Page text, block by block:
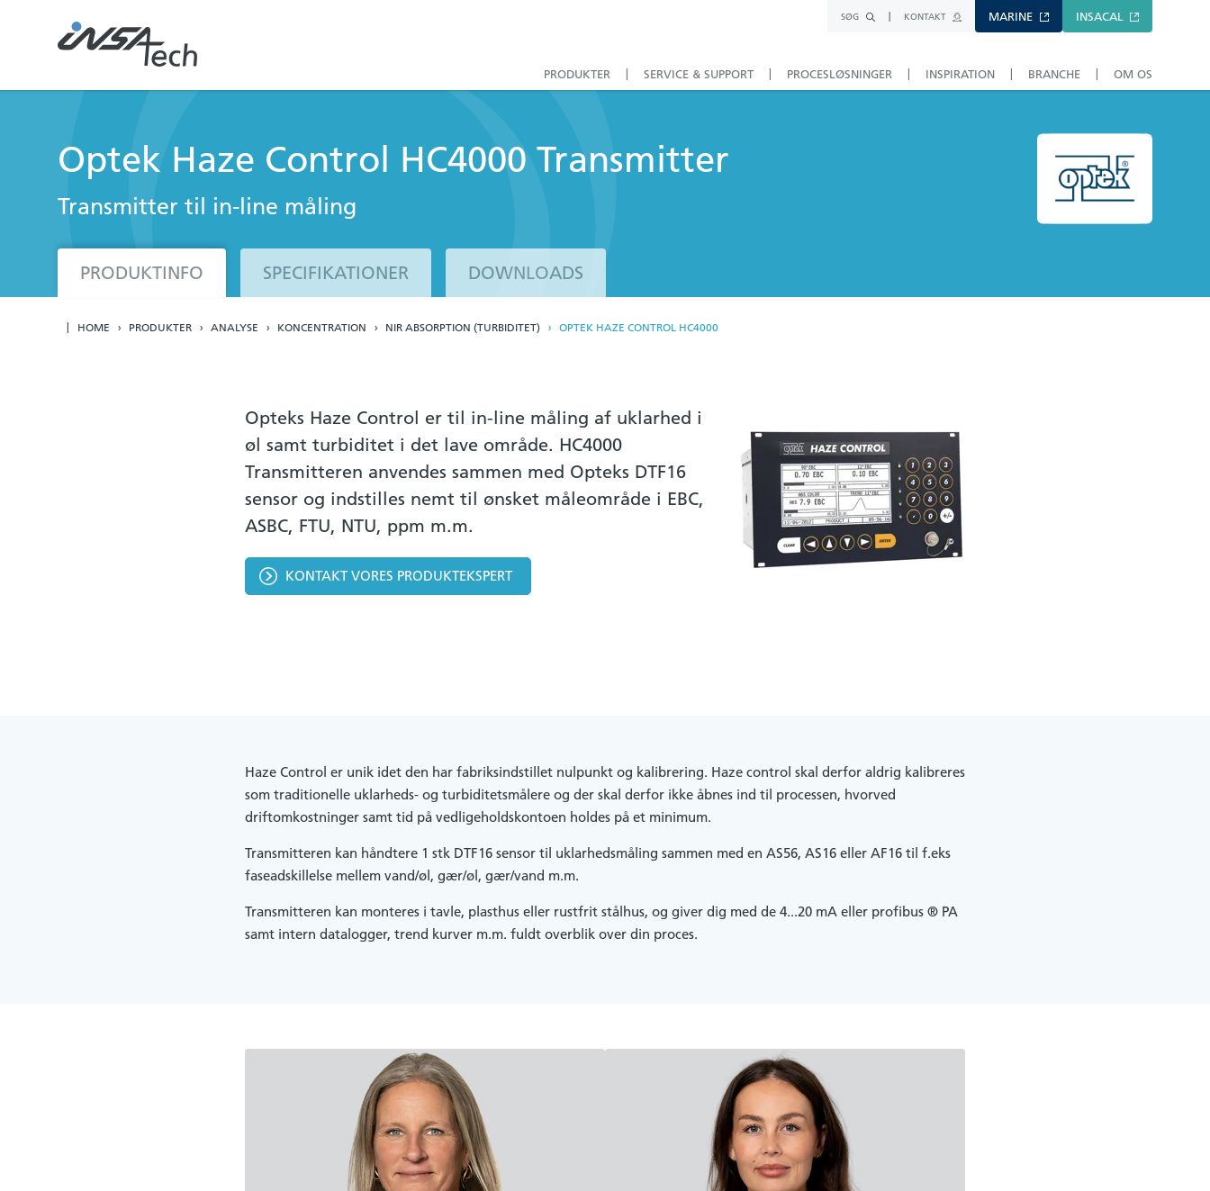
SØG KONTAKT MARINE INSACAL
PRODUKTER SERVICE & SUPPORT PROCESLØSNINGER INSPIRATION BRANCHE OM OS
Optek Haze Control HC4000 Transmitter
Transmitter til in-line måling
PRODUKTINFO SPECIFIKATIONER DOWNLOADS
HOME PRODUKTER ANALYSE KONCENTRATION NIR ABSORPTION (TURBIDITET) OPTEK HAZE CONTROL HC4000
Opteks Haze Control er til in-line måling af uklarhed i
øl samt turbiditet i det lave område. HC4000
Transmitteren anvendes sammen med Opteks DTF16
sensor og indstilles nemt til ønsket måleområde i EBC,
ASBC, FTU, NTU, ppm m.m.
KONTAKT VORES PRODUKTEKSPERT
Haze Control er unik idet den har fabriksindstillet nulpunkt og kalibrering. Haze control skal derfor aldrig kalibreres
som traditionelle uklarheds- og turbiditetsmålere og der skal derfor ikke åbnes ind til processen, hvorved
driftomkostninger samt tid på vedligeholdskontoen holdes på et minimum.
Transmitteren kan håndtere 1 stk DTF16 sensor til uklarhedsmåling sammen med en AS56, AS16 eller AF16 til f.eks
faseadskillelse mellem vand/øl, gær/øl, gær/vand m.m.
Transmitteren kan monteres i tavle, plasthus eller rustfrit stålhus, og giver dig med de 4...20 mA eller profibus ® PA
samt intern datalogger, trend kurver m.m. fuldt overblik over din proces.